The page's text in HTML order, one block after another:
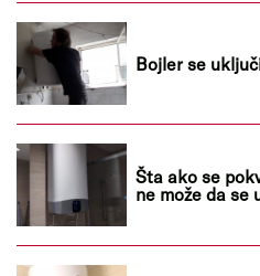
Bojler se
Šta ako se
ne može da se